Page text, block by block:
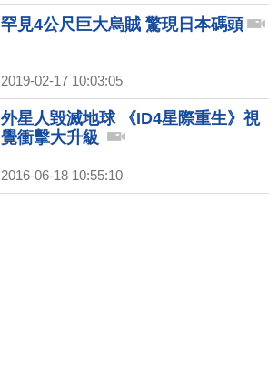
罕見4公尺巨大烏賊 驚現日本碼頭
2019-02-17 10:03:05
外星人毀滅地球 《ID4星際重生》視
覺衝擊大升級
2016-06-18 10:55:10